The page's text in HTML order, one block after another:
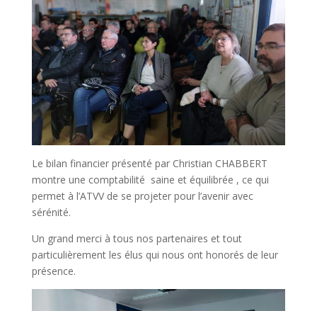
Le bilan financier présenté par Christian CHABBERT
montre une comptabilité saine et équilibrée , ce qui
permet à l’ATVV de se projeter pour l’avenir avec
sérénité.
Un grand merci à tous nos partenaires et tout
particulièrement les élus qui nous ont honorés de leur
présence.